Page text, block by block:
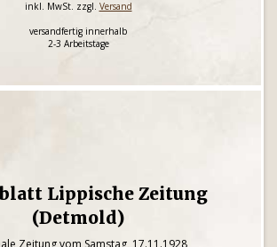
inkl. MwSt. zzgl. Versand
versandfertig innerhalb
2-3 Arbeitstage
Lippische Zeitung
(Detmold)
Zeitung vom Samstag, 17.11.1928